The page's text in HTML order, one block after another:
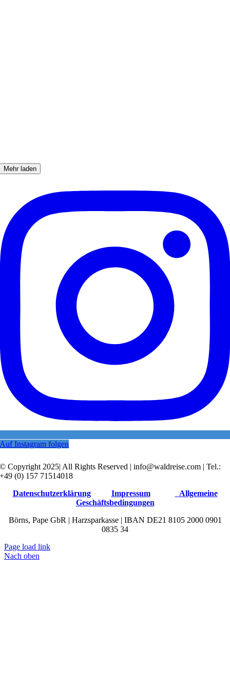
Mehr laden
Auf Instagram folgen
© Copyright 2025| All Rights Reserved | info@waldreise.com | Tel.:
+49 (0) 157 71514018
Datenschutzerklärung
Impressum
Allgemeine
Geschäftsbedingungen
Börns, Pape GbR | Harzsparkasse | IBAN DE21 8105 2000 0901
0835 34
Page load link
Nach oben